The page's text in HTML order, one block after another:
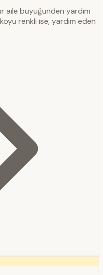
aile büyüğünden yardım
renkli ise, yardım eden